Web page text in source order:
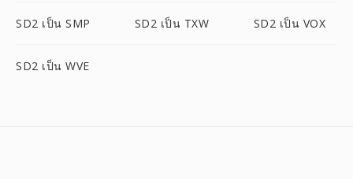
SD2 เป็น SMP SD2 เป็น TXW SD2 เป็น VOX
SD2 เป็น WVE